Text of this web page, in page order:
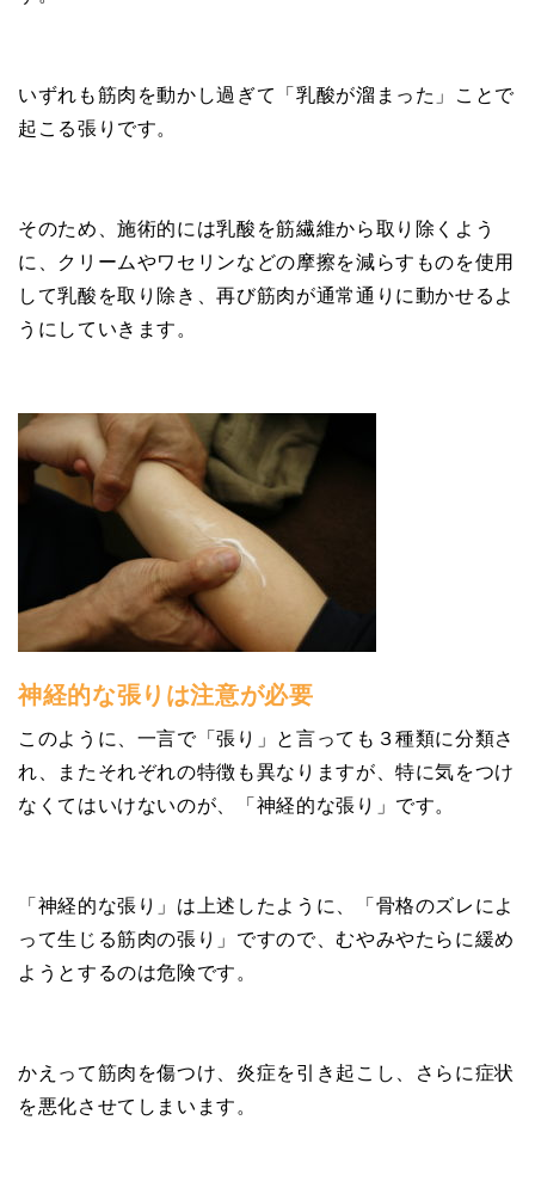
いずれも筋肉を動かし過ぎて「乳酸が溜まった」ことで
起こる張りです。
そのため、施術的には乳酸を筋繊維から取り除くよう
に、クリームやワセリンなどの摩擦を減らすものを使用
して乳酸を取り除き、再び筋肉が通常通りに動かせるよ
うにしていきます。
神経的な張りは注意が必要
このように、一言で「張り」と言っても３種類に分類さ
れ、またそれぞれの特徴も異なりますが、特に気をつけ
なくてはいけないのが、「神経的な張り」です。
「神経的な張り」は上述したように、「骨格のズレによ
って生じる筋肉の張り」ですので、むやみやたらに緩め
ようとするのは危険です。
かえって筋肉を傷つけ、炎症を引き起こし、さらに症状
を悪化させてしまいます。